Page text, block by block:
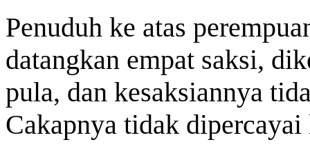
Penuduh ke atas
datangkan empat saksi,
pula, dan kesaksiannya
Cakapnya tidak